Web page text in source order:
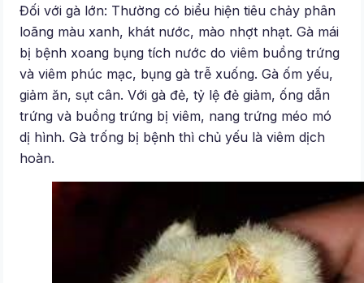
Đối với gà lớn: Thường có biểu hiện tiêu chảy phân
loãng màu xanh, khát nước, mào nhợt nhạt. Gà mái
bị bệnh xoang bụng tích nước do viêm buồng trứng
và viêm phúc mạc, bụng gà trễ xuống. Gà ốm yếu,
giảm ăn, sụt cân. Với gà đẻ, tỷ lệ đẻ giảm, ống dẫn
trứng và buồng trứng bị viêm, nang trứng méo mó
dị hình. Gà trống bị bệnh thì chủ yếu là viêm dịch
hoàn.